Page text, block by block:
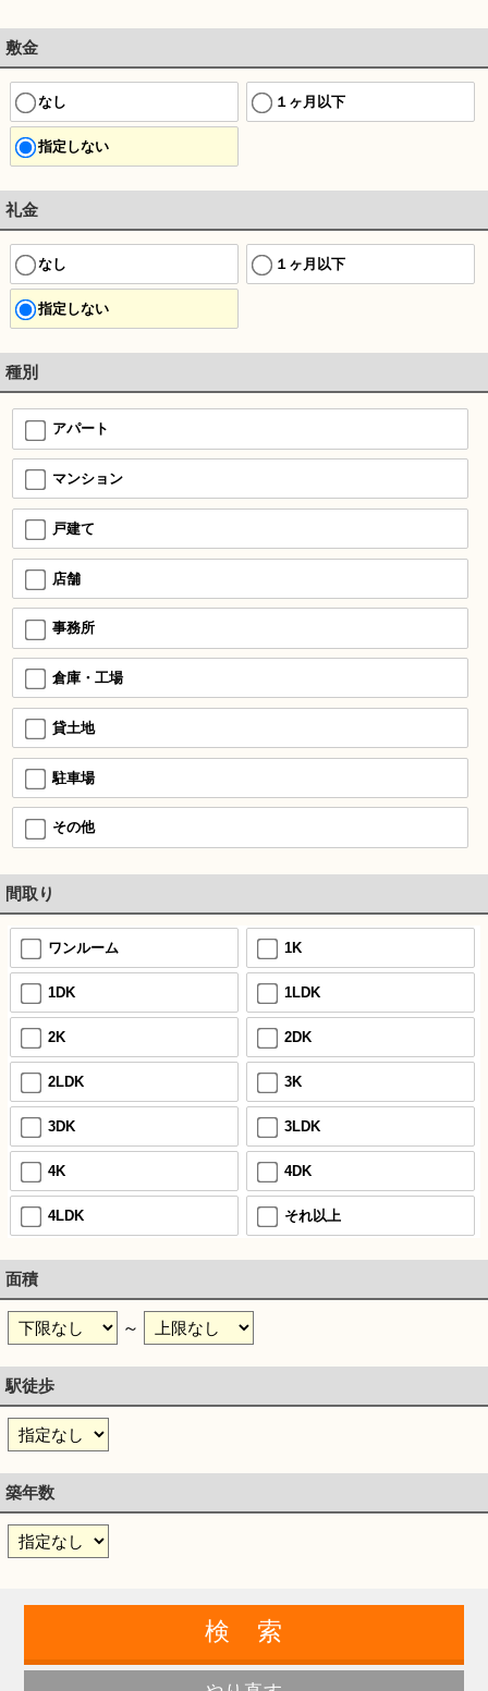
敷金
なし １ヶ月以下
指定しない
礼金
なし １ヶ月以下
指定しない
種別
アパート
マンション
戸建て
店舗
事務所
倉庫・工場
貸土地
駐車場
その他
間取り
ワンルーム 1K
1DK 1LDK
2K 2DK
2LDK 3K
3DK 3LDK
4K 4DK
4LDK それ以上
面積
～
駅徒歩
築年数